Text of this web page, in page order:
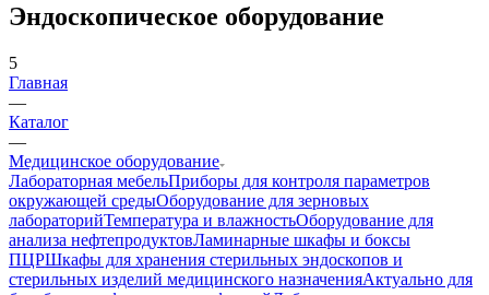
Эндоскопическое оборудование
5
Главная
—
Каталог
—
Медицинское оборудование
Лабораторная мебельПриборы для контроля параметров
окружающей средыОборудование для зерновых
лабораторийТемпература и влажностьОборудование для
анализа нефтепродуктовЛаминарные шкафы и боксы
ПЦРШкафы для хранения стерильных эндоскопов и
стерильных изделий медицинского назначенияАктуально для